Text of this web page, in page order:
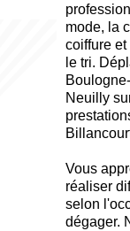
mode, la
coiffure
le tri.
Neuilly
Vous
réaliser
selon
dégager.